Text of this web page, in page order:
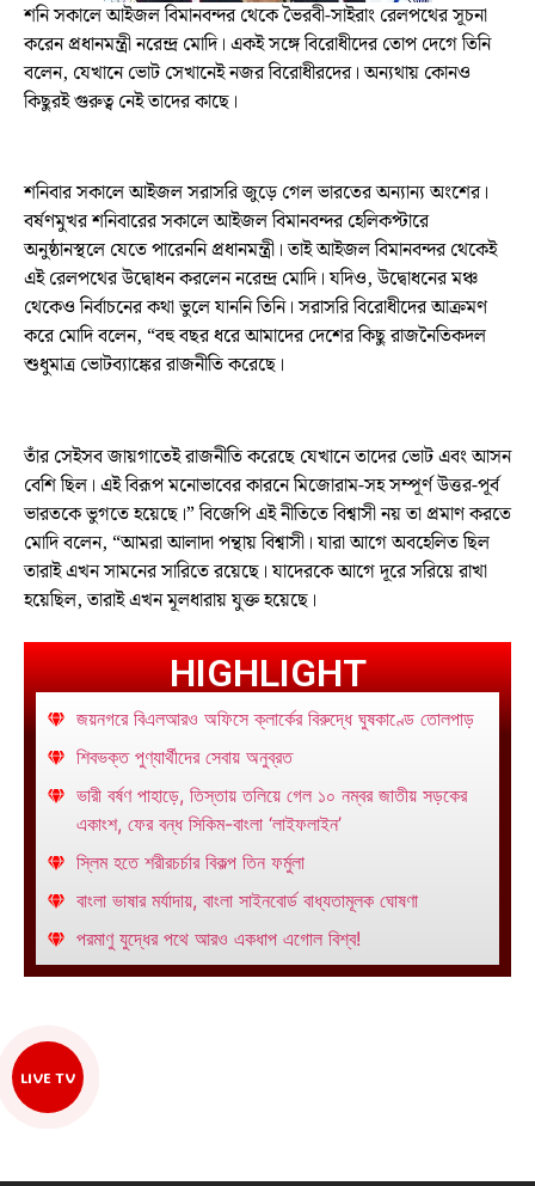
শনি সকালে আইজল বিমানবন্দর থেকে ভৈরবী-সাইরাং রেলপথের সূচনা
করেন প্রধানমন্ত্রী নরেন্দ্র মোদি। একই সঙ্গে বিরোধীদের তোপ দেগে তিনি
বলেন, যেখানে ভোট সেখানেই নজর বিরোধীরদের। অন্যথায় কোনও
কিছুরই গুরুত্ব নেই তাদের কাছে।
শনিবার সকালে আইজল সরাসরি জুড়ে গেল ভারতের অন্যান্য অংশের।
বর্ষণমুখর শনিবারের সকালে আইজল বিমানবন্দর হেলিকপ্টারে
অনুষ্ঠানস্থলে যেতে পারেননি প্রধানমন্ত্রী। তাই আইজল বিমানবন্দর থেকেই
এই রেলপথের উদ্বোধন করলেন নরেন্দ্র মোদি। যদিও, উদ্বোধনের মঞ্চ
থেকেও নির্বাচনের কথা ভুলে যাননি তিনি। সরাসরি বিরোধীদের আক্রমণ
করে মোদি বলেন, “বহু বছর ধরে আমাদের দেশের কিছু রাজনৈতিকদল
শুধুমাত্র ভোটব্যাঙ্কের রাজনীতি করেছে।
তাঁর সেইসব জায়গাতেই রাজনীতি করেছে যেখানে তাদের ভোট এবং আসন
বেশি ছিল। এই বিরূপ মনোভাবের কারনে মিজোরাম-সহ সম্পূর্ণ উত্তর-পূর্ব
ভারতকে ভুগতে হয়েছে।” বিজেপি এই নীতিতে বিশ্বাসী নয় তা প্রমাণ করতে
মোদি বলেন, “আমরা আলাদা পন্থায় বিশ্বাসী। যারা আগে অবহেলিত ছিল
তারাই এখন সামনের সারিতে রয়েছে। যাদেরকে আগে দূরে সরিয়ে রাখা
হয়েছিল, তারাই এখন মূলধারায় যুক্ত হয়েছে।
HIGHLIGHT
জয়নগরে বিএলআরও অফিসে ক্লার্কের বিরুদ্ধে ঘুষকাণ্ডে তোলপাড়
শিবভক্ত পুণ্যার্থীদের সেবায় অনুব্রত
ভারী বর্ষণ পাহাড়ে, তিস্তায় তলিয়ে গেল ১০ নম্বর জাতীয় সড়কের
একাংশ, ফের বন্ধ সিকিম-বাংলা ‘লাইফলাইন’
স্লিম হতে শরীরচর্চার বিকল্প তিন ফর্মুলা
বাংলা ভাষার মর্যাদায়, বাংলা সাইনবোর্ড বাধ্যতামূলক ঘোষণা
পরমাণু যুদ্ধের পথে আরও একধাপ এগোল বিশ্ব!
LIVE TV